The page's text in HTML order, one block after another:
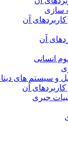
سازی
کاربردهای آن
آن
انسانی
و سیستم های
آن
جبری